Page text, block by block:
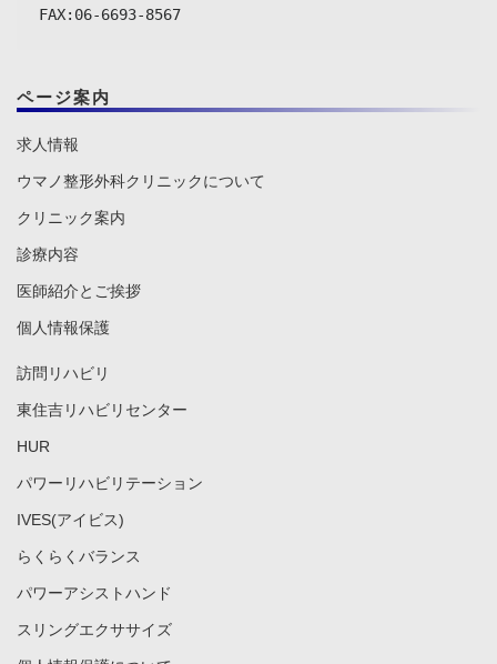
FAX:06-6693-8567
ページ案内
求人情報
ウマノ整形外科クリニックについて
クリニック案内
診療内容
医師紹介とご挨拶
個人情報保護
訪問リハビリ
東住吉リハビリセンター
HUR
パワーリハビリテーション
IVES(アイビス)
らくらくバランス
パワーアシストハンド
スリングエクササイズ